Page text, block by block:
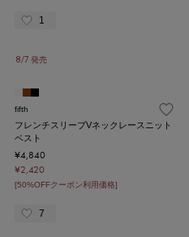
1
8/7 発売
fifth
フレンチスリーブVネックレースニット
ベスト
¥4,840
¥2,420
[50%OFFクーポン利用価格]
7